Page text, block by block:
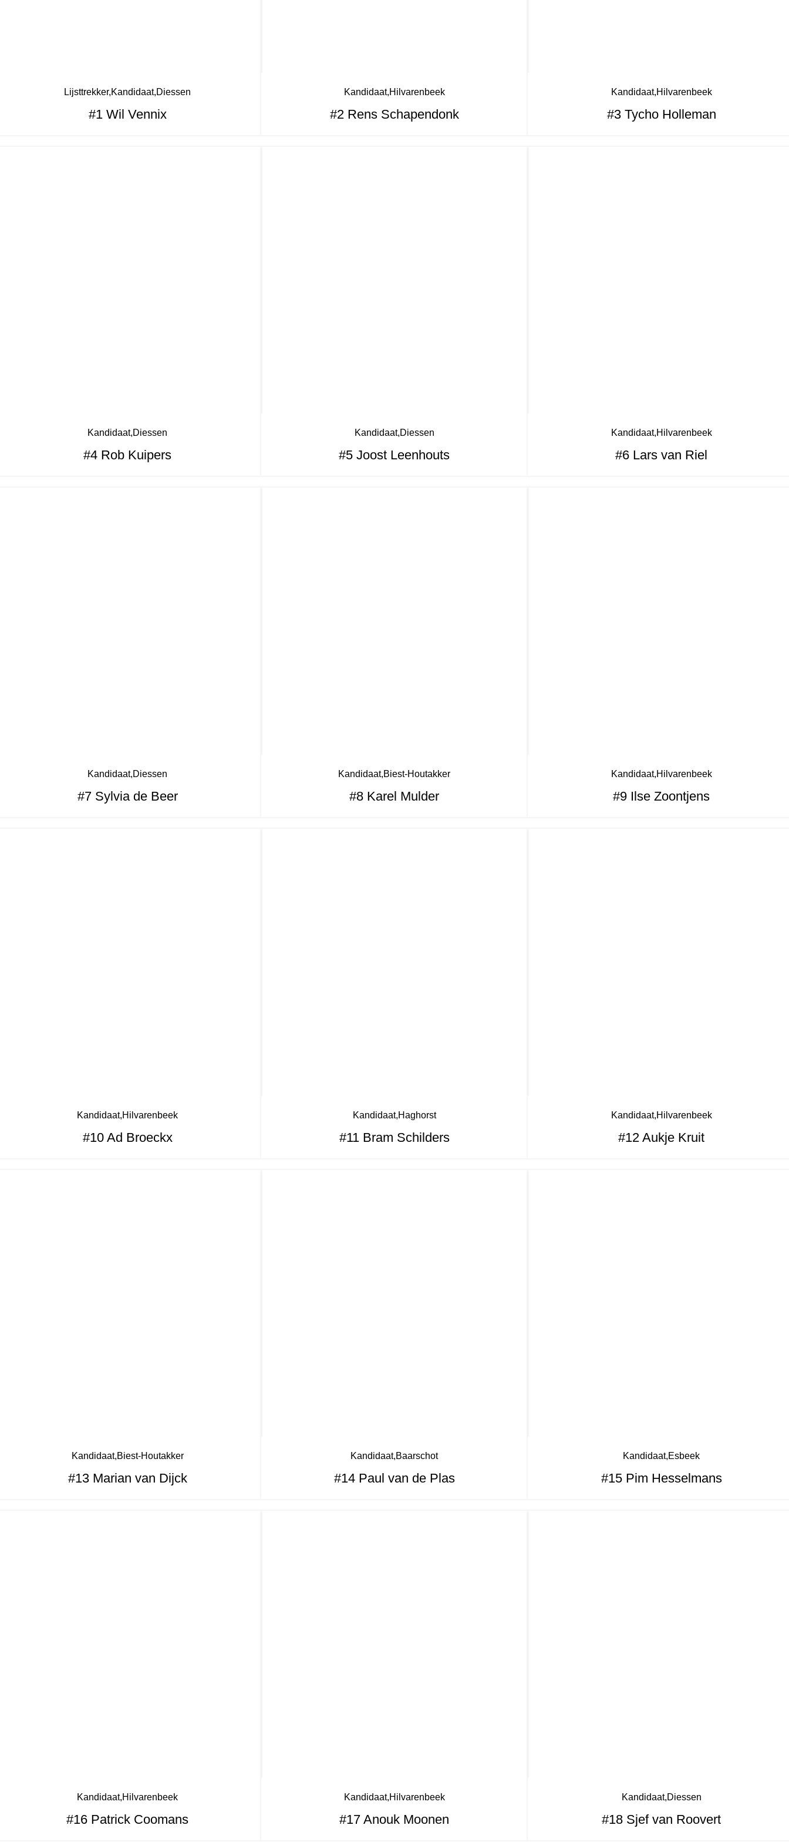
Lijsttrekker Kandidaat Diessen
#1 Wil Vennix
Kandidaat Hilvarenbeek
#2 Rens Schapendonk
Kandidaat Hilvarenbeek
#3 Tycho Holleman
Kandidaat Diessen
#4 Rob Kuipers
Kandidaat Diessen
#5 Joost Leenhouts
Kandidaat Hilvarenbeek
#6 Lars van Riel
Kandidaat Diessen
#7 Sylvia de Beer
Kandidaat Biest-Houtakker
#8 Karel Mulder
Kandidaat Hilvarenbeek
#9 Ilse Zoontjens
Kandidaat Hilvarenbeek
#10 Ad Broeckx
Kandidaat Haghorst
#11 Bram Schilders
Kandidaat Hilvarenbeek
#12 Aukje Kruit
Kandidaat Biest-Houtakker
#13 Marian van Dijck
Kandidaat Baarschot
#14 Paul van de Plas
Kandidaat Esbeek
#15 Pim Hesselmans
Kandidaat Hilvarenbeek
#16 Patrick Coomans
Kandidaat Hilvarenbeek
#17 Anouk Moonen
Kandidaat Diessen
#18 Sjef van Roovert